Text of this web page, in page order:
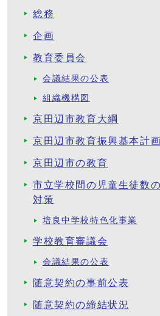
総務
企画
教育委員会
会議結果の公表
組織機構図
京田辺市教育大綱
京田辺市教育振興基本計画
京田辺市の教育
市立学校間の児童生徒数
対策
培良中学校特色化事業
学校教育審議会
会議結果の公表
随意契約の事前公表
随意契約の締結状況